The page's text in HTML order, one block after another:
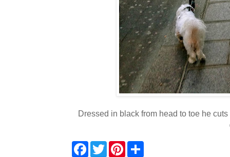
Dressed in black from head to toe he
w